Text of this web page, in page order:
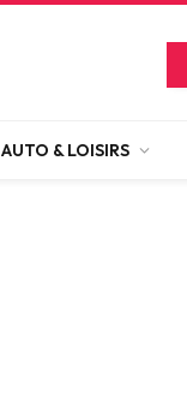
AUTO & LOISIRS